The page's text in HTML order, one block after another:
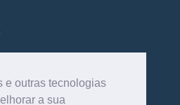
e outras tecnologias
a sua